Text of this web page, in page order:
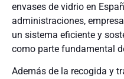
envases de vidrio en
administraciones,
un sistema eficiente y
como parte fundamental
Además de la recogida y